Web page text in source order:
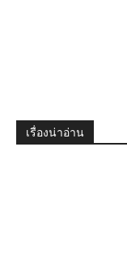
เรื่องน่าอ่าน